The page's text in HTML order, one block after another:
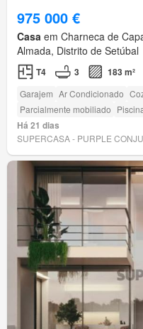
975 000 €
Casa em Charneca de
Almada, Distrito de Setúbal
T4 3 183 m²
Garajem Ar Condicionado
Parcialmente mobiliado
Há 21 dias
SUPERCASA - PURPLE